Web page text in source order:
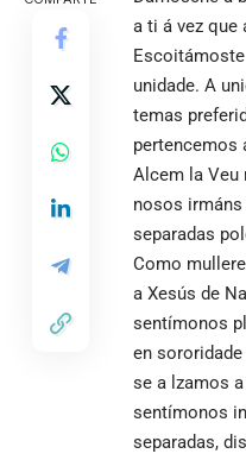
a ti á vez que
unidade. A
temas
pertencemos
Alcem la Veu
nosos
separadas
Como
a Xesús de
sentímonos
en
se a lzamos
sentímonos
separadas,